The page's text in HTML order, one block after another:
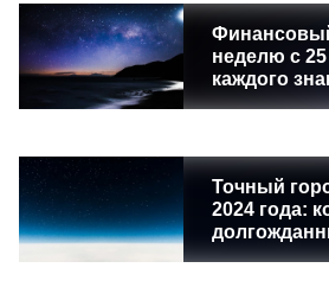
неделю с
каждого
Точный
2024 года: